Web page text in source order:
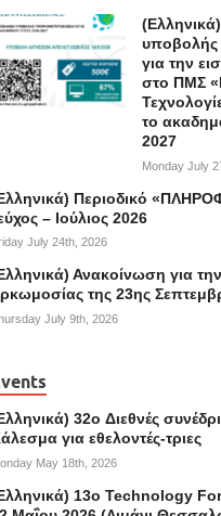
για την
στο ΠΜΣ
το
2027
Monday July
Περιοδικό
– Ιούλιος 2026
July 24th, 2026
Ανακοίνωση για την
της 23ης
July 9th, 2026
32o Διεθνές
για εθελοντές-τριες
May 18th, 2026
13ο Technology